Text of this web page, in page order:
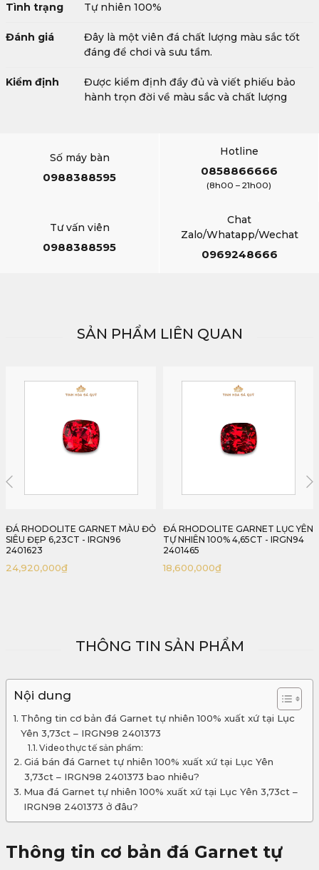
Tình trạng Tự nhiên 100%
Đánh giá
Đây là một viên đá chất lượng màu sắc tốt
đáng để chơi và sưu tầm.
Kiểm định
Được kiểm định đầy đủ và viết phiếu bảo
hành trọn đời về màu sắc và chất lượng
Số máy bàn
0988388595
Hotline
0858866666
(8h00 – 21h00)
Tư vấn viên
0988388595
Chat
Zalo/Whatapp/Wechat
0969248666
SẢN PHẨM LIÊN QUAN
ĐÁ RHODOLITE GARNET LỤC YÊN
TỰ NHIÊN 100% 4,65CT - IRGN94
2401465
18,600,000₫
ĐÁ RHODOLITE GARNET LỤC YÊN
TỰ NHIÊN 100% 5,12CT - IRGN101
2401512
20,480,000₫
THÔNG TIN SẢN PHẨM
Nội dung
Thông tin cơ bản đá Garnet tự nhiên 100% xuất xứ tại Lục
Yên 3,73ct – IRGN98 2401373
Video thực tế sản phẩm:
Giá bán đá Garnet tự nhiên 100% xuất xứ tại Lục Yên
3,73ct – IRGN98 2401373 bao nhiêu?
Mua đá Garnet tự nhiên 100% xuất xứ tại Lục Yên 3,73ct –
IRGN98 2401373 ở đâu?
Thông tin cơ bản đá Garnet tự